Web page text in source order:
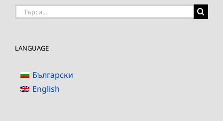
Търсене
LANGUAGE
Български
English